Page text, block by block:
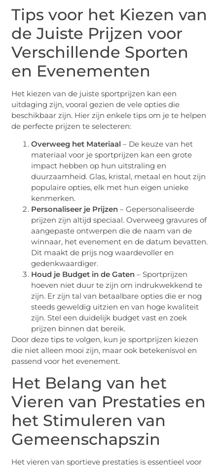
Tips voor het Kiezen van
de Juiste Prijzen voor
Verschillende Sporten
en Evenementen
Het kiezen van de juiste sportprijzen kan een
uitdaging zijn, vooral gezien de vele opties die
beschikbaar zijn. Hier zijn enkele tips om je te helpen
de perfecte prijzen te selecteren:
Overweeg het Materiaal – De keuze van het
materiaal voor je sportprijzen kan een grote
impact hebben op hun uitstraling en
duurzaamheid. Glas, kristal, metaal en hout zijn
populaire opties, elk met hun eigen unieke
kenmerken.
Personaliseer je Prijzen – Gepersonaliseerde
prijzen zijn altijd speciaal. Overweeg gravures of
aangepaste ontwerpen die de naam van de
winnaar, het evenement en de datum bevatten.
Dit maakt de prijs nog waardevoller en
gedenkwaardiger.
Houd je Budget in de Gaten – Sportprijzen
hoeven niet duur te zijn om indrukwekkend te
zijn. Er zijn tal van betaalbare opties die er nog
steeds geweldig uitzien en van hoge kwaliteit
zijn. Stel een duidelijk budget vast en zoek
prijzen binnen dat bereik.
Door deze tips te volgen, kun je sportprijzen kiezen
die niet alleen mooi zijn, maar ook betekenisvol en
passend voor het evenement.
Het Belang van het
Vieren van Prestaties en
het Stimuleren van
Gemeenschapszin
Het vieren van sportieve prestaties is essentieel voor